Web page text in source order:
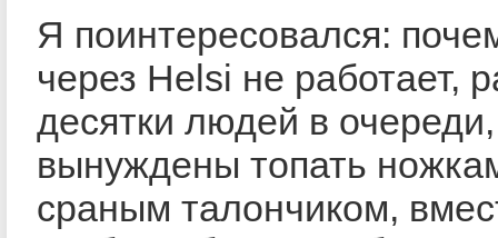
Я поинтересовался:
через Helsi не работает,
десятки людей в
вынуждены топать
сраным талончиком,